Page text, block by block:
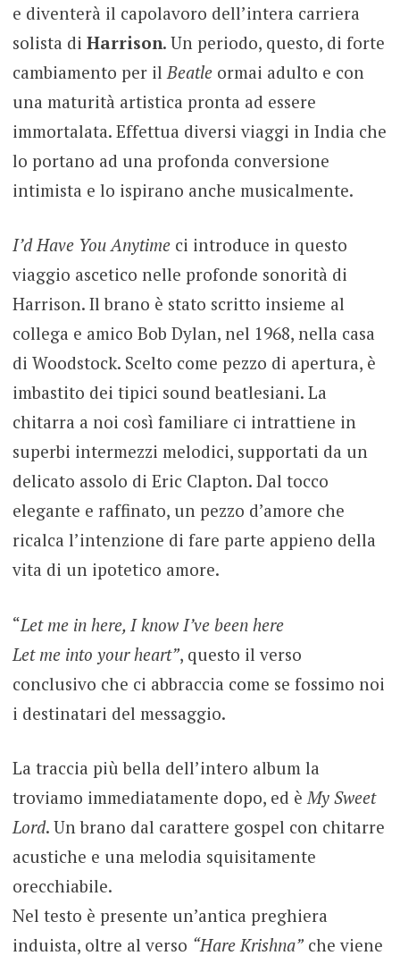
e diventerà il capolavoro dell’intera carriera
solista di Harrison. Un periodo, questo, di forte
cambiamento per il Beatleormai adulto e con
una maturità artistica pronta ad essere
immortalata. Effettua diversi viaggi in India che
lo portano ad una profonda conversione
intimista e lo ispirano anche musicalmente.
I’d Have You Anytime ci introduce in questo
viaggio ascetico nelle profonde sonorità di
Harrison. Il brano è stato scritto insieme al
collega e amico Bob Dylan, nel 1968, nella casa
di Woodstock. Scelto come pezzo di apertura, è
imbastito dei tipici sound beatlesiani. La
chitarra a noi così familiare ci intrattiene in
superbi intermezzi melodici, supportati da un
delicato assolo di Eric Clapton. Dal tocco
elegante e raffinato, un pezzo d’amore che
ricalca l’intenzione di fare parte appieno della
vita di un ipotetico amore.
“Let me in here, I know I’ve been here
Let me into your heart”, questo il verso
conclusivo che ci abbraccia come se fossimo noi
i destinatari del messaggio.
La traccia più bella dell’intero album la
troviamo immediatamente dopo, ed èMy Sweet
Lord. Un brano dal carattere gospel con chitarre
acustiche e una melodia squisitamente
orecchiabile.
Nel testo è presente un’antica preghiera
induista, oltre al verso “Hare Krishna”che viene